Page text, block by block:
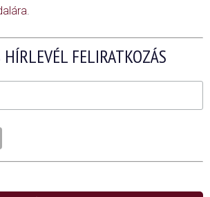
HÍRLEVÉL FELIRATKOZÁS